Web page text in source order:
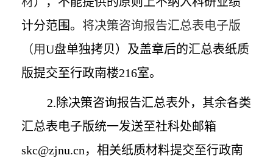
计分范围。 将决策咨询报告汇总表电子版
（用U盘单独拷贝）及盖章后的汇总表纸质
版提交至行政南楼216室。
2.除决策咨询报告汇总表外，其余各类
汇总表电子版统一发送至社科处邮箱
skc@zjnu.cn，相关纸质材料提交至行政南